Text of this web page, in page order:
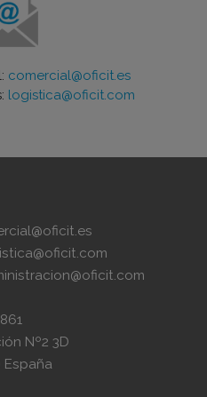
comercial@oficit.es
logistica@oficit.com
Nº2 3D
España